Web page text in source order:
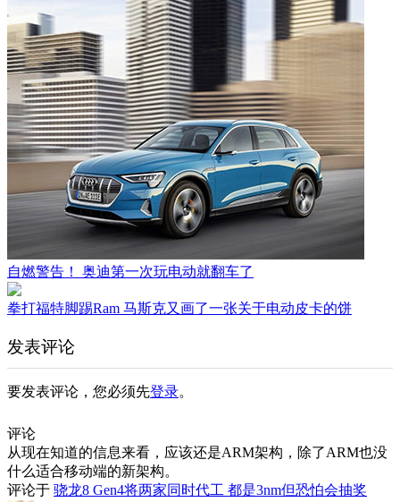
自燃警告！ 奥迪第一次玩电动就翻车了
拳打福特脚踢Ram 马斯克又画了一张关于电动皮卡的饼
发表评论
要发表评论，您必须先登录。
评论
从现在知道的信息来看，应该还是ARM架构，除了ARM也没
什么适合移动端的新架构。
评论于 骁龙8 Gen4将两家同时代工 都是3nm但恐怕会抽奖